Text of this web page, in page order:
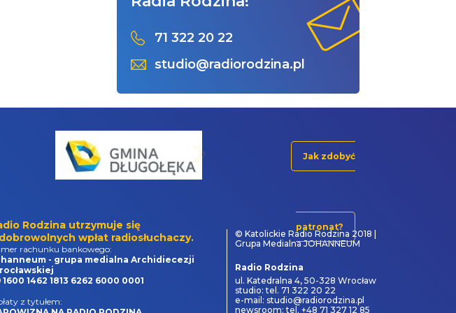
71 322 20 22
studio@radiorodzina.pl
Jak zdobyć
patronat?
Rodzina utrzymuje się
wpłat radiosłuchaczy.
rachunku bankowego:
- grupa medialna Archidiecezji
1600 1462 1813 6262 6000 0001
z tytułem:
© Katolickie Radio Rodzina 2018 |
Grupa Medialna JOHANNEUM
Radio Rodzina
ul. Katedralna 4, 50-328 Wrocław
studio: tel. 71 322 20 22
e-mail: studio@radiorodzina.pl
newsroom: tel. +48 71 327 12 85